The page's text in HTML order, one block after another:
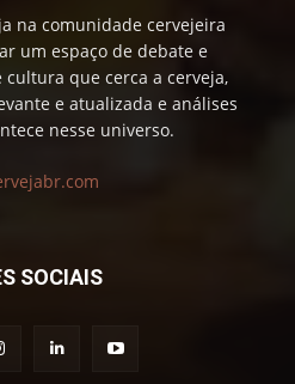
na comunidade cervejeira
um espaço de debate e
que cerca a cerveja,
e atualizada e análises
nesse universo.
SOCIAIS